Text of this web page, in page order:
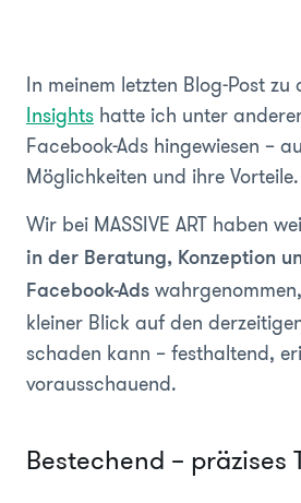
In meinem letzten Blog-Post zu
Insights hatte ich unter
Facebook-Ads hingewiesen –
Möglichkeiten und ihre Vorteile.
Wir bei MASSIVE ART haben
in der Beratung, Konzeption
Facebook-Ads
kleiner Blick auf den
schaden kann – festhaltend,
vorausschauend.
Bestechend – präzises